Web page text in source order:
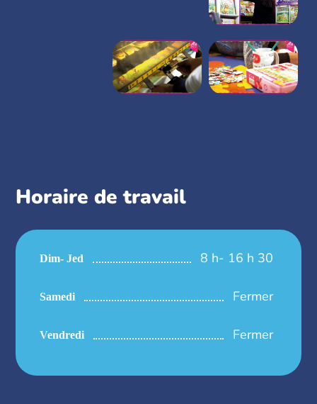
Horaire de travail
Dim- Jed 8 h- 16 h 30
Samedi Fermer
Vendredi Fermer